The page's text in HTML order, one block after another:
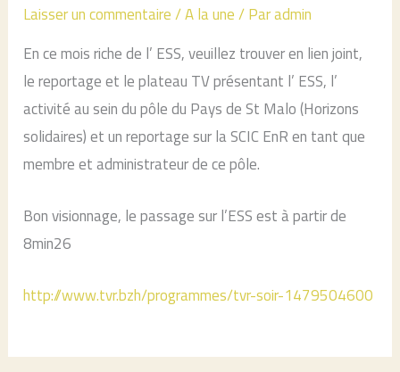
Laisser un commentaire/A la une/ Paradmin
En ce mois riche de l’ ESS, veuillez trouver en lien joint,
le reportage et le plateau TV présentant l’ ESS, l’
activité au sein du pôle du Pays de St Malo (Horizons
solidaires) et un reportage sur la SCIC EnR en tant que
membre et administrateur de ce pôle.
Bon visionnage, le passage sur l’ESS est à partir de
8min26
http://www.tvr.bzh/programmes/tvr-soir-1479504600